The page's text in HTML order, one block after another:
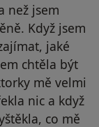
než jsem
Když jsem
jaké
chtěla být
mě velmi
nic a když
co mě